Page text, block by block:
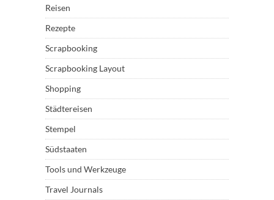
Reisen
Rezepte
Scrapbooking
Scrapbooking Layout
Shopping
Städtereisen
Stempel
Südstaaten
Tools und Werkzeuge
Travel Journals